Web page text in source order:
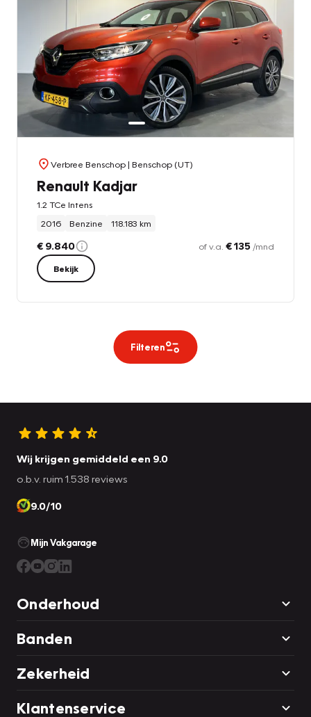
Verbree Benschop| Benschop (UT)
Renault Kadjar
1.2 TCe Intens
2016
Benzine 118.183 km
€ 9.840 of v.a. € 135 /mnd
Bekijk
Filteren
Wij krijgen gemiddeld een 9.0
o.b.v. ruim 1.538 reviews
9.0/10
Mijn Vakgarage
Onderhoud
Banden
Zekerheid
Klantenservice